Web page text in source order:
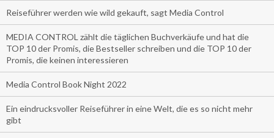
Reiseführer werden wie wild gekauft, sagt Media Control
MEDIA CONTROL zählt die täglichen Buchverkäufe und hat die
TOP 10 der Promis, die Bestseller schreiben und die TOP 10 der
Promis, die keinen interessieren
Media Control Book Night 2022
Ein eindrucksvoller Reiseführer in eine Welt, die es so nicht mehr
gibt